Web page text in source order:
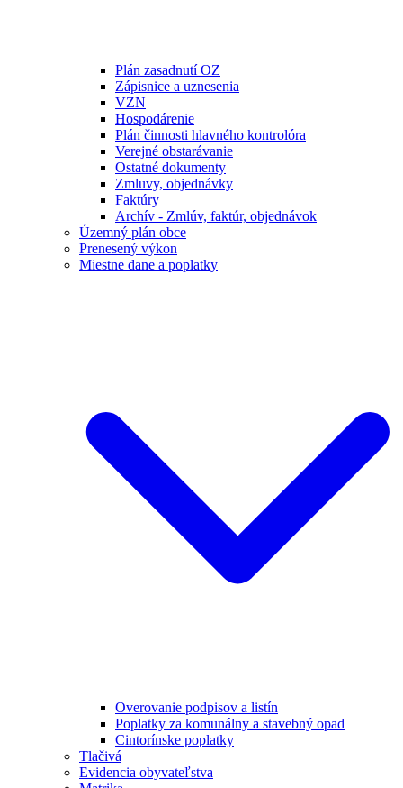
Plán zasadnutí OZ
Zápisnice a uznesenia
VZN
Hospodárenie
Plán činnosti hlavného kontrolóra
Verejné obstarávanie
Ostatné dokumenty
Zmluvy, objednávky
Faktúry
Archív - Zmlúv, faktúr, objednávok
Územný plán obce
Prenesený výkon
Miestne dane a poplatky
Overovanie podpisov a listín
Poplatky za komunálny a stavebný opad
Cintorínske poplatky
Tlačivá
Evidencia obyvateľstva